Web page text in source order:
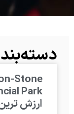
Stone
ارزش